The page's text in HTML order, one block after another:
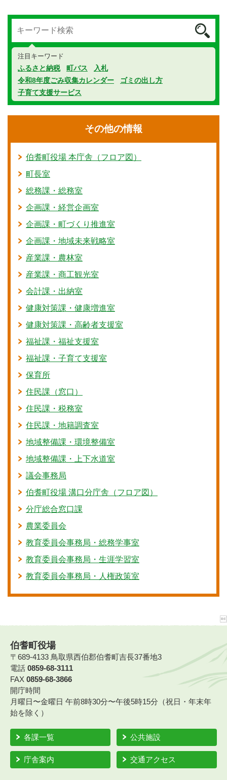
注目キーワード
ふるさと納税 町バス
入札
令和8年度ごみ収集カレンダー
ゴミの出し方
子育て支援サービス
その他の情報
伯耆町役場 本庁舎（フロア図）
町長室
総務課・総務室
企画課・経営企画室
企画課・町づくり推進室
企画課・地域未来戦略室
産業課・農林室
産業課・商工観光室
会計課・出納室
健康対策課・健康増進室
健康対策課・高齢者支援室
福祉課・福祉支援室
福祉課・子育て支援室
保育所
住民課（窓口）
住民課・税務室
住民課・地籍調査室
地域整備課・環境整備室
地域整備課・上下水道室
議会事務局
伯耆町役場 溝口分庁舎（フロア図）
分庁総合窓口課
農業委員会
教育委員会事務局・総務学事室
教育委員会事務局・生涯学習室
教育委員会事務局・人権政策室
伯耆町役場
〒689-4133 鳥取県西伯郡伯耆町吉長37番地3
電話 0859-68-3111
FAX 0859-68-3866
開庁時間
月曜日〜金曜日 午前8時30分〜午後5時15分（祝日・年末年
始を除く）
各課一覧 公共施設
庁舎案内 交通アクセス